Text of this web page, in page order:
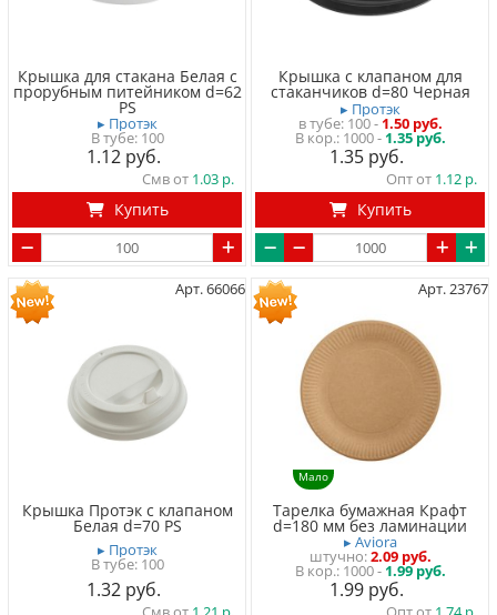
Крышка для стакана Белая с
прорубным питейником d=62
PS
▸ Протэк
В тубе 100
1.12
Смв от 1.03
Купить
Крышка с клапаном для
стаканчиков d=80 Черная
▸ Протэк
в тубе 100- 1.50 руб.
1000 - 1.35 руб.
1.35
Опт от 1.12
Купить
Арт. 66066
Крышка Протэк с клапаном
Белая d=70 PS
▸ Протэк
В тубе 100
1.32
Арт. 23767
Мало
Тарелка бумажная Крафт
d=180 мм без ламинации
▸ Aviora
штучно 2.09 руб.
1000 - 1.99 руб.
1.99